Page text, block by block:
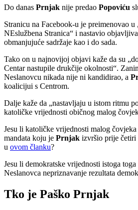
Do danas Prnjak nije predao Popoviću
Stranicu na Facebook-u je preimenovao
NEslužbena Stranica“ i nastavio
obmanjujuće sadržaje kao i do sada.
Tako on u najnovijoj objavi kaže da su
Centar nastupile drukčije okolnosti“.
Neslanovcu nikada nije ni kandidirao, a
koalicijui s Centrom.
Dalje kaže da „nastavljaju u istom ritmu
katoličke vrijednosti običnog malog
Jesu li katoličke vrijednosti malog
mandata koju je Prnjak izvršio prije četiri
u ovom članku?
Jesu li demokratske vrijednosti istoga
Neslanovca nepriznavanje rezultata
Tko je Paško Prnjak